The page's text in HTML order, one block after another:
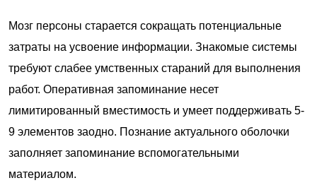
Мозг персоны старается сокращать потенциальные
затраты на усвоение информации. Знакомые системы
требуют слабее умственных стараний для выполнения
работ. Оперативная запоминание несет
лимитированный вместимость и умеет поддерживать 5-
9 элементов заодно. Познание актуального оболочки
заполняет запоминание вспомогательными
материалом.